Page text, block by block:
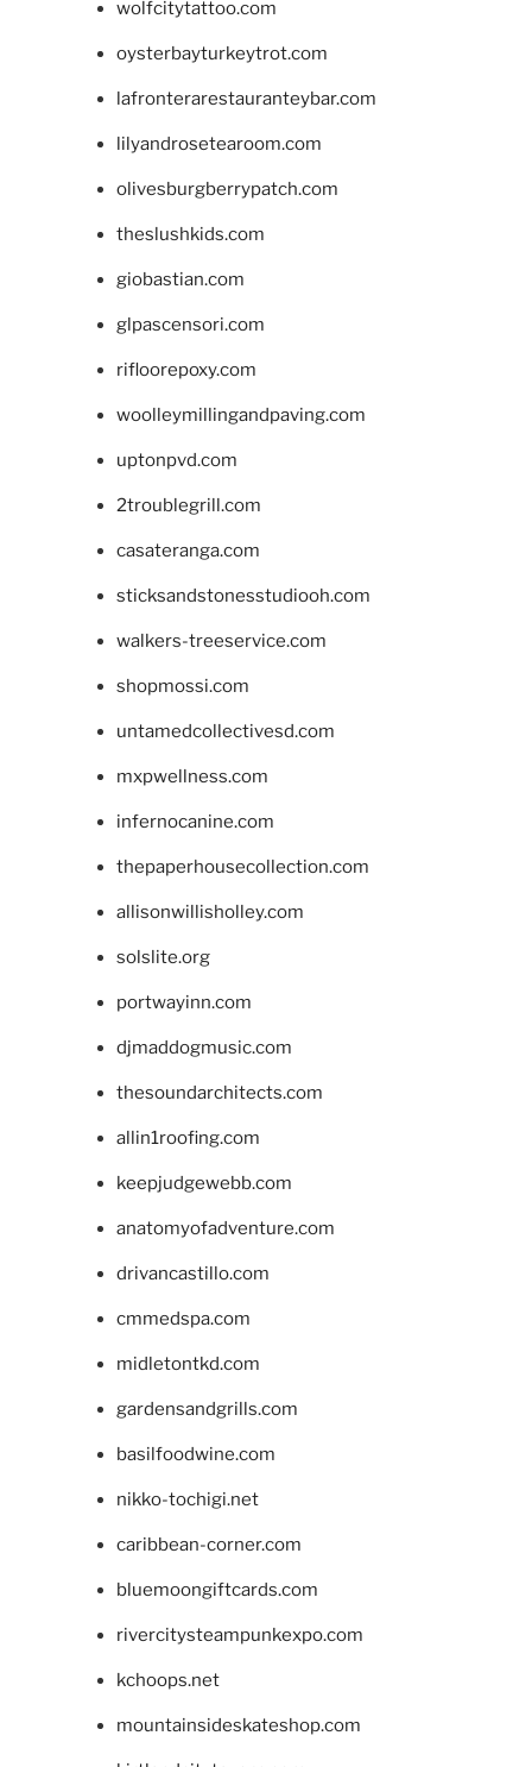
wolfcitytattoo.com
oysterbayturkeytrot.com
lafronterarestauranteybar.com
lilyandrosetearoom.com
olivesburgberrypatch.com
theslushkids.com
giobastian.com
glpascensori.com
rifloorepoxy.com
woolleymillingandpaving.com
uptonpvd.com
2troublegrill.com
casateranga.com
sticksandstonesstudiooh.com
walkers-treeservice.com
shopmossi.com
untamedcollectivesd.com
mxpwellness.com
infernocanine.com
thepaperhousecollection.com
allisonwillisholley.com
solslite.org
portwayinn.com
djmaddogmusic.com
thesoundarchitects.com
allin1roofing.com
keepjudgewebb.com
anatomyofadventure.com
drivancastillo.com
cmmedspa.com
midletontkd.com
gardensandgrills.com
basilfoodwine.com
nikko-tochigi.net
caribbean-corner.com
bluemoongiftcards.com
rivercitysteampunkexpo.com
kchoops.net
mountainsideskateshop.com